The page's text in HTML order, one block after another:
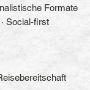
Formate
Social-first